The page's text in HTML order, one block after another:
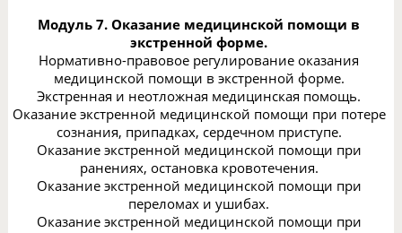
Модуль 7. Оказание медицинской помощи в
экстренной форме.
Нормативно-правовое регулирование оказания
медицинской помощи в экстренной форме.
Экстренная и неотложная медицинская помощь.
Оказание экстренной медицинской помощи при потере
сознания, припадках, сердечном приступе.
Оказание экстренной медицинской помощи при
ранениях, остановка кровотечения.
Оказание экстренной медицинской помощи при
переломах и ушибах.
Оказание экстренной медицинской помощи при